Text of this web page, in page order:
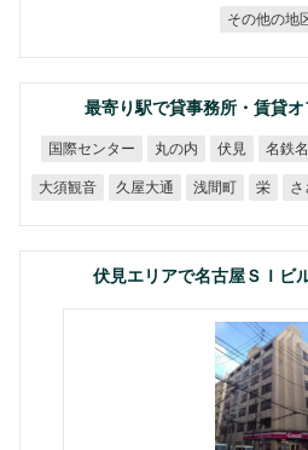
その他の地
最寄り駅で貸事務所・賃貸
国際センター 丸の内 伏見 名鉄
大須観音 久屋大通 浅間町 栄 さ
伏見エリアで名古屋ＳＩビ